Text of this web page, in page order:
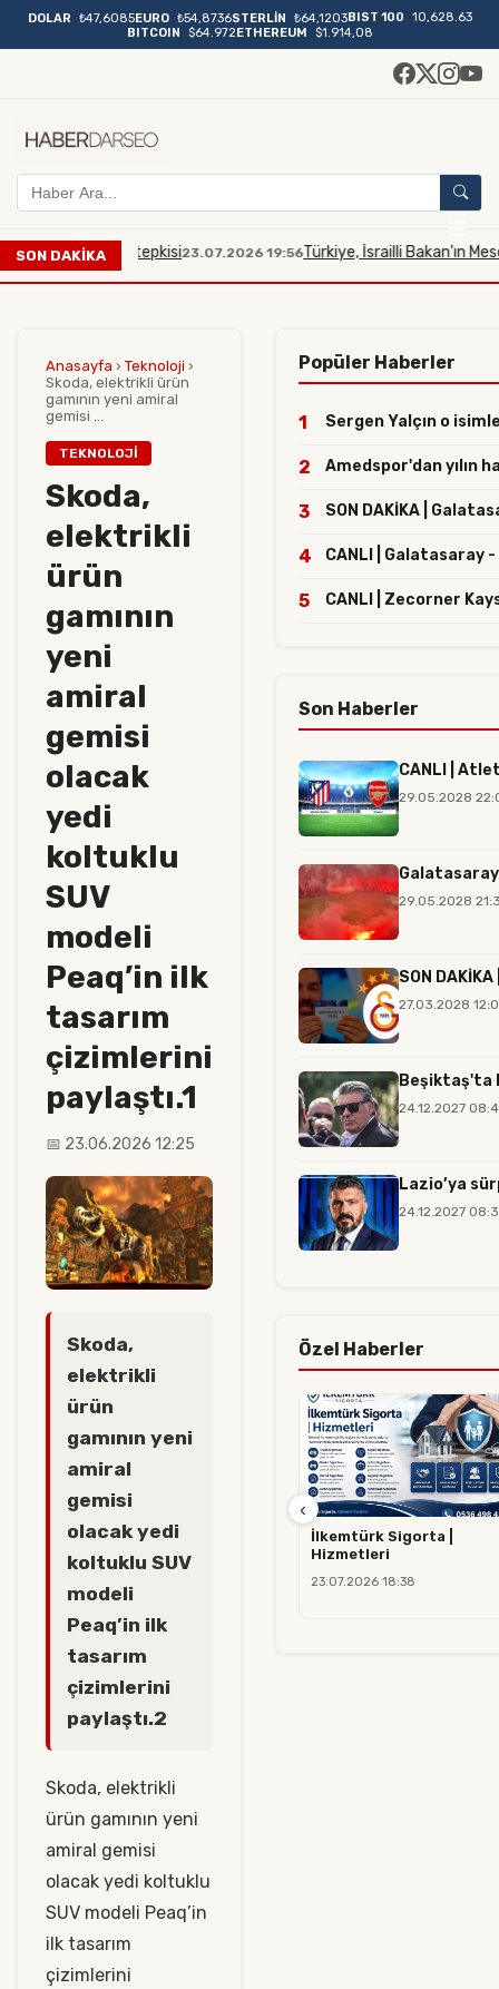
DOLAR ₺47,6085EURO ₺54,8736STERLİN ₺64,1203BIST 100
10,628.63
BITCOIN
$64.972ETHEREUM $1.914,08
SON DAKİKA
Aksa tepkisi 23.07.2026 19:56Türkiye, İsrailli Bakan'ın Mescid-i
Anasayfa › Teknoloji ›
Skoda, elektrikli ürün
gamının yeni amiral
gemisi ...
TEKNOLOJI
Skoda,
elektrikli
ürün
gamının
yeni
amiral
gemisi
olacak
yedi
koltuklu
SUV
modeli
Peaq’in ilk
tasarım
çizimlerini
paylaştı.1
📅 23.06.2026 12:25
Skoda,
elektrikli
ürün
gamının yeni
amiral
gemisi
olacak yedi
koltuklu SUV
modeli
Peaq’in ilk
tasarım
çizimlerini
paylaştı.2
Skoda, elektrikli
ürün gamının yeni
amiral gemisi
olacak yedi koltuklu
SUV modeli Peaq’in
ilk tasarım
çizimlerini
Popüler Haberler
1 Sergen Yalçın o
2 Amedspor'dan yılın
3 SON DAKİKA |
4 CANLI | Galatasaray
5 CANLI | Zecorner
Son Haberler
CANLI |
29.05.2028
29.05.2028
SON
27.03.2028
Beşiktaş'ta
24.12.2027
Lazio’ya
24.12.2027
Özel Haberler
İlkemtürk Sigorta |
Hizmetleri
23.07.2026 18:38
‹